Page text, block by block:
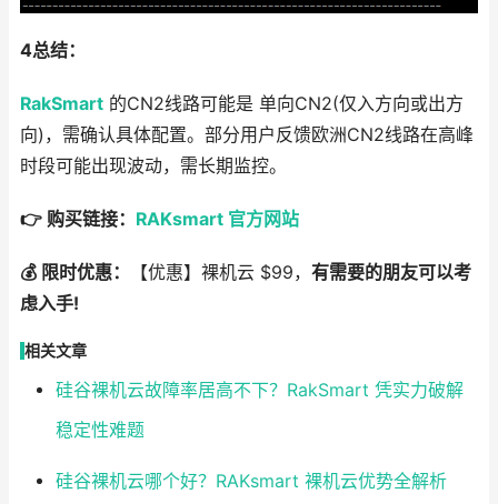
4总结：
RakSmart 的CN2线路可能是 单向CN2(仅入方向或出方
向)，需确认具体配置。部分用户反馈欧洲CN2线路在高峰
时段可能出现波动，需长期监控。
👉 购买链接： RAKsmart 官方网站
💰 限时优惠： 【优惠】裸机云 $99， 有需要的朋友可以考
虑入手!
相关文章
硅谷裸机云故障率居高不下？RakSmart 凭实力破解
稳定性难题
硅谷裸机云哪个好？RAKsmart 裸机云优势全解析